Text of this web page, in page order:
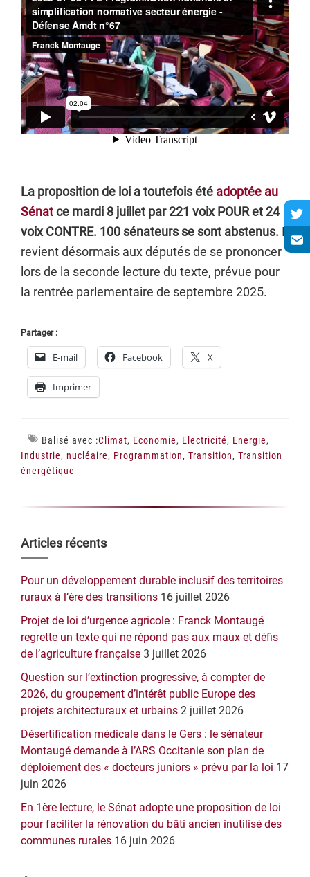
La proposition de loi a toutefois été adoptée au
Sénatce mardi 8 juillet par 221 voix POUR et 24
voix CONTRE. 100 sénateurs se sont abstenus. Il
revient désormais aux députés de se prononcer
lors de la seconde lecture du texte, prévue pour
la rentrée parlementaire de septembre 2025.
Partager :
E-mail Facebook X
Imprimer
Balisé avec :Climat, Economie, Electricité, Energie,
Industrie, nucléaire, Programmation, Transition, Transition
énergétique
Barre
latérale
principale
Articles récents
Pour un développement durable inclusif des territoires
ruraux à l’ère des transitions 16 juillet 2026
Projet de loi d’urgence agricole : Franck Montaugé
regrette un texte qui ne répond pas aux maux et défis
de l’agriculture française 3 juillet 2026
Question sur l’extinction progressive, à compter de
2026, du groupement d’intérêt public Europe des
projets architecturaux et urbains 2 juillet 2026
Désertification médicale dans le Gers : le sénateur
Montaugé demande à l’ARS Occitanie son plan de
déploiement des « docteurs juniors » prévu par la loi 17
juin 2026
En 1ère lecture, le Sénat adopte une proposition de loi
pour faciliter la rénovation du bâti ancien inutilisé des
communes rurales 16 juin 2026